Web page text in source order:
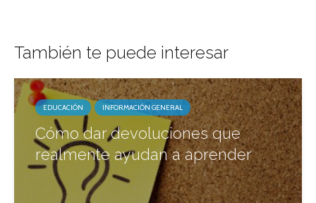
También te puede interesar
EDUCACIÓN INFORMACIÓN GENERAL
Cómo dar devoluciones que
realmente ayudan a aprender